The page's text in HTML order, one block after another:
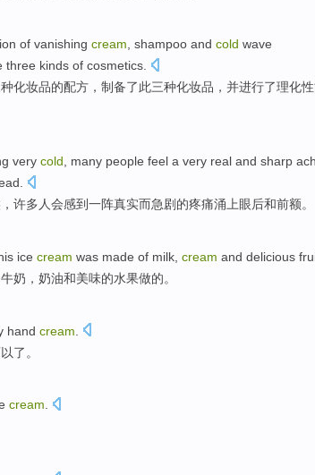
of vanishing cream shampoo and cold wave
three kinds of cosmetics
种化妆品的配方 ， 制备了此三种化妆品，并进行了理化
very cold many people feel a very real and sharp
许多 人会感到一阵真实而急剧的疼痛涌上眼后和前额。
ice cream was made of milk cream and delicious
牛奶 ， 奶油和美味的水果做的。
hand cream
了。
cream.